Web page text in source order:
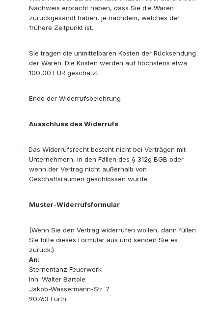
Nachweis erbracht haben, dass Sie die Waren
zurückgesandt haben, je nachdem, welches der
frühere Zeitpunkt ist.
Sie tragen die unmittelbaren Kosten der Rücksendung
der Waren. Die Kosten werden auf höchstens etwa
100,00 EUR geschätzt.
Ende der Widerrufsbelehrung
Ausschluss des Widerrufs
· Das Widerrufsrecht besteht nicht bei Verträgen mit
Unternehmern, in den Fällen des § 312g BGB oder
wenn der Vertrag nicht außerhalb von
Geschäftsräumen geschlossen wurde.
Muster-Widerrufsformular
(Wenn Sie den Vertrag widerrufen wollen, dann füllen
Sie bitte dieses Formular aus und senden Sie es
zurück.)
An:
Sternentanz Feuerwerk
Inh. Walter Bartole
Jakob-Wassermann-Str. 7
90763 Fürth